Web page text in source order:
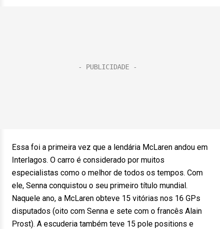
Essa foi a primeira vez que a lendária McLaren andou em
Interlagos. O carro é considerado por muitos
especialistas como o melhor de todos os tempos. Com
ele, Senna conquistou o seu primeiro título mundial.
Naquele ano, a McLaren obteve 15 vitórias nos 16 GPs
disputados (oito com Senna e sete com o francês Alain
Prost). A escuderia também teve 15 pole positions e